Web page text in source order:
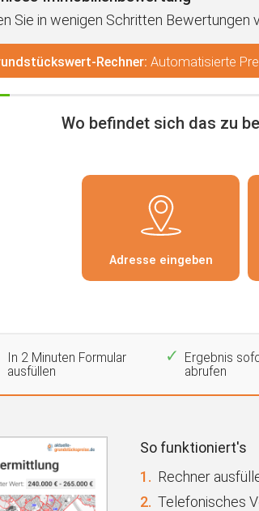
Sie in wenigen Schritten
Rechner: Automatisierte
In 2 Minuten Formular
ausfüllen
Ergebnis
abrufen
So funktioniert's
1. Rechner
2. Telefonisches